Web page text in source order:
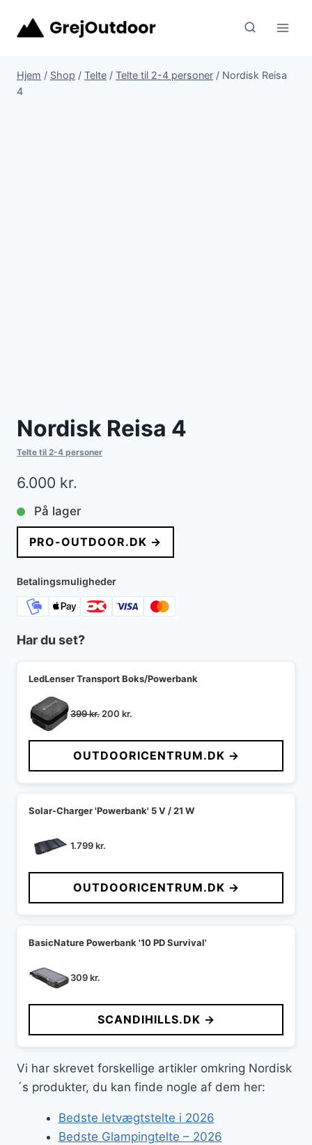
Hjem / Shop / Telte / Telte til 2-4 personer / Nordisk Reisa
4
Nordisk Reisa 4
Telte til 2-4 personer
6.000 kr.
På lager
PRO-OUTDOOR.DK →
Betalingsmuligheder
Har du set?
LedLenser Transport Boks/Powerbank
399kr. Den
pris
var:
399 kr..
200 kr.
pris
er:
200 kr..
OUTDOORICENTRUM.DK →
Solar-Charger 'Powerbank' 5 V / 21 W
1.799kr.
OUTDOORICENTRUM.DK →
BasicNature Powerbank '10 PD Survival'
309kr.
SCANDIHILLS.DK →
Vi har skrevet forskellige artikler omkring Nordisk
´s produkter, du kan finde nogle af dem her:
Bedste letvægtstelte i 2026
Bedste Glampingtelte – 2026